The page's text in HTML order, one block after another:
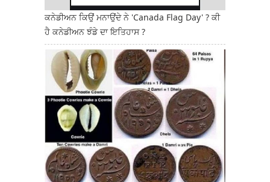
ਕਨੇਡੀਅਨ ਕਿਉਂ ਮਨਾਉਂਦੇ ਨੇ 'Canada Flag Day' ? ਕੀ
ਹੈ ਕਨੇਡੀਅਨ ਝੰਡੇ ਦਾ ਇਤਿਹਾਸ ?